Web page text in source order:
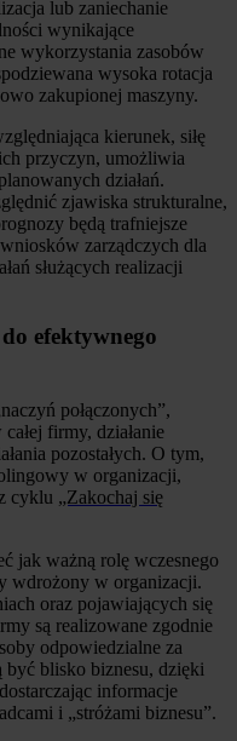
lub zaniechanie
wynikające
wykorzystania zasobów
wysoka rotacja
zakupionej maszyny.
kierunek, siłę
przyczyn, umożliwia
działań.
zjawiska strukturalne,
będą trafniejsze
zarządczych dla
służących realizacji
efektywnego
połączonych”,
firmy, działanie
pozostałych. O tym,
w organizacji,
cyklu „Zakochaj się
jak ważną rolę wczesnego
wdrożony w organizacji.
oraz pojawiających się
są realizowane zgodnie
odpowiedzialne za
blisko biznesu, dzięki
informacje
i „stróżami biznesu”.